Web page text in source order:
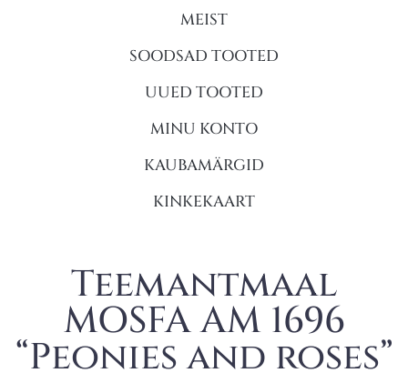
MEIST
SOODSAD TOOTED
UUED TOOTED
MINU KONTO
KAUBAMÄRGID
KINKEKAART
Teemantmaal
MOSFA AM 1696
“Peonies and roses”